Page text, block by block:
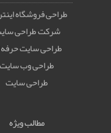
طراحی فروشگاه
شرکت طراحی
طراحی سایت
طراحی وب سایت
طراحی سایت
مطالب ویژه